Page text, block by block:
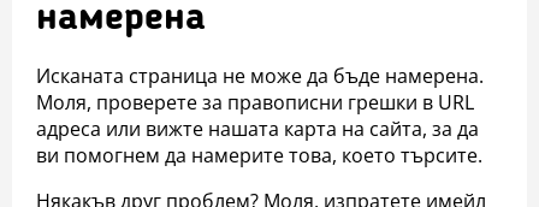
намерена
Исканата страница не може да бъде намерена.
Моля, проверете за правописни грешки в URL
адреса или вижте нашата карта на сайта, за да
ви помогнем да намерите това, което търсите.
Някакъв друг проблем? Моля, изпратете имейл